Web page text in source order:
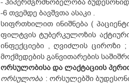
- ჰიპერმგრძნობელობა
-6 თვემდე ბავშვთა ასაკი .
სიფრთხილით ინიშნება (
ფილტვის ტუბერკულოზის
ინფექციები , ღვიძლის ციროზი ;
მოქმედების განვითარების
ორსულობისა და ლაქტაციის
ორსულობა : ორსულებში